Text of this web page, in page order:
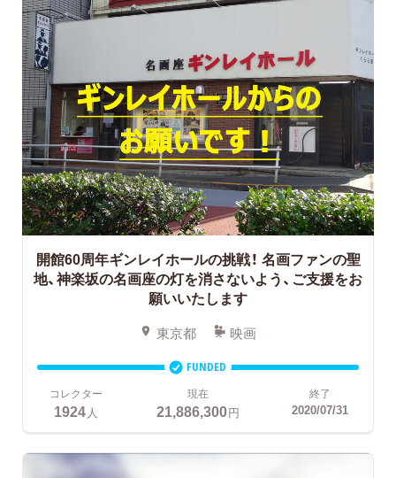
開館60周年ギンレイホールの挑戦！ 名画ファンの聖
地、神楽坂の名画座の灯を消さないよう、ご支援をお
願いいたします
東京都 映画
FUNDED
コレクター
1924 人
現在
21,886,300円
終了
2020/07/31